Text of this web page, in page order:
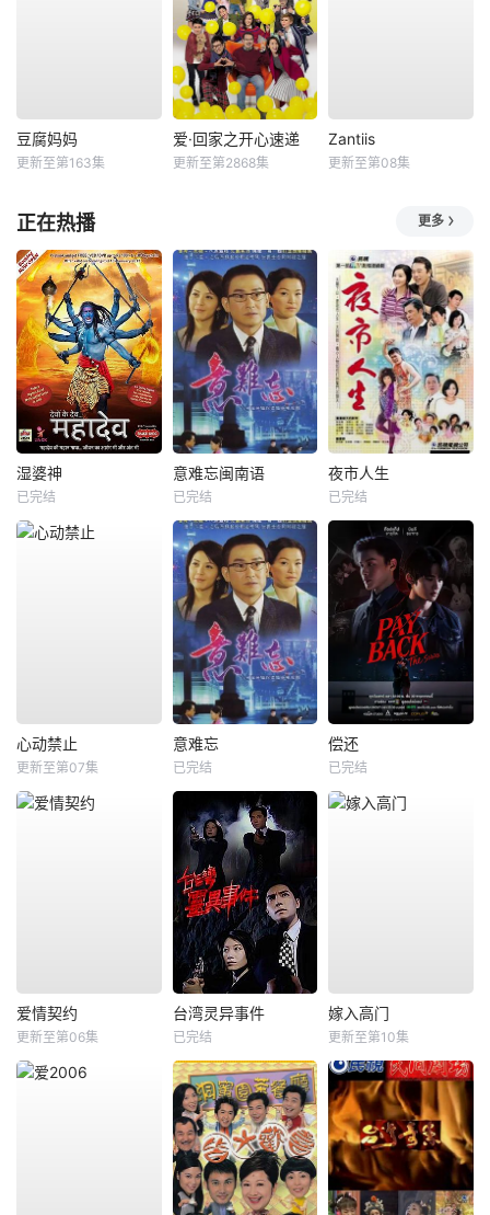
豆腐妈妈
更新至第163集
爱·回家之开心速递
更新至第2868集
Zantiis
更新至第08集
正在热播 更多
湿婆神
已完结
意难忘闽南语
已完结
夜市人生
已完结
心动禁止
更新至第07集
意难忘
已完结
偿还
已完结
爱情契约
更新至第06集
台湾灵异事件
已完结
嫁入高门
更新至第10集